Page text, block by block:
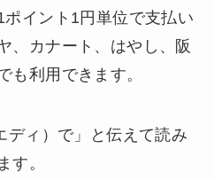
イント1円単位で支払い
、カナート、はやし、阪
も利用できます。
ディ）で」と伝えて読み
す。